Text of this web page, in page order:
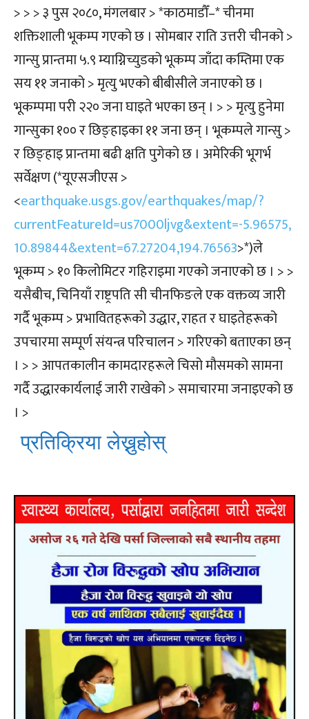
> > > ३ पुस २०८०, मंगलबार > *काठमाडौँ–* चीनमा
शक्तिशाली भूकम्प गएको छ । सोमबार राति उत्तरी चीनको >
गान्सु प्रान्तमा ५.९ म्याग्निच्युडको भूकम्प जाँदा कम्तिमा एक
सय ११ जनाको > मृत्यु भएको बीबीसीले जनाएको छ ।
भूकम्पमा परी २२० जना घाइते भएका छन् । > > मृत्यु हुनेमा
गान्सुका १०० र छिङ्हाइका ११ जना छन् । भूकम्पले गान्सु >
र छिङ्हाइ प्रान्तमा बढी क्षति पुगेको छ । अमेरिकी भूगर्भ
सर्वेक्षण (*यूएसजीएस >
<earthquake.usgs.gov/earthquakes/map/?
currentFeatureId=us7000ljvg&extent=-5.96575,
10.89844&extent=67.27204,194.76563>*)ले
भूकम्प > १० किलोमिटर गहिराइमा गएको जनाएको छ । > >
यसैबीच, चिनियाँ राष्ट्रपति सी चीनफिङले एक वक्तव्य जारी
गर्दै भूकम्प > प्रभावितहरूको उद्धार, राहत र घाइतेहरूको
उपचारमा सम्पूर्ण संयन्त्र परिचालन > गरिएको बताएका छन्
। > > आपतकालीन कामदारहरूले चिसो मौसमको सामना
गर्दै उद्धारकार्यलाई जारी राखेको > समाचारमा जनाइएको छ
। >
प्रतिक्रिया लेख्नुहोस्